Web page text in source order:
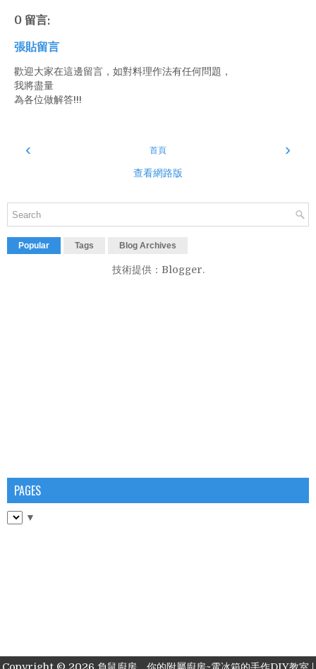
0 留言:
張貼留言
歡迎大家在這邊留言，如對料理作法有任何問題，
我將盡量
為各位做解答!!!
‹ ›
首頁
查看網路版
Popular Tags Blog Archives
技術提供： Blogger.
PAGES
▼